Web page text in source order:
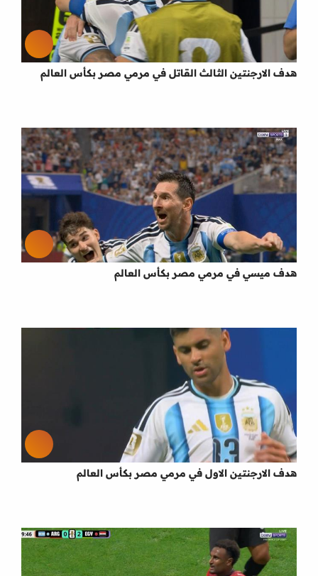
هدف الارجنتين الثالث القاتل في مرمي مصر بكأس العالم
هدف ميسي في مرمي مصر بكأس العالم
هدف الارجنتين الاول في مرمي مصر بكأس العالم